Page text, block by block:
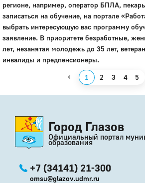
регионе, например, оператор БПЛА,
записаться на обучение, на портале
выбрать интересующую вас программу
заявление. В приоритете безработные,
лет, незанятая молодежь до 35 лет,
инвалиды и предпенсионеры.
‹ 1 2 3 4 5
Город Глазов
Официальный портал
образования
+7 (34141) 21-300
omsu@glazov.udmr.ru